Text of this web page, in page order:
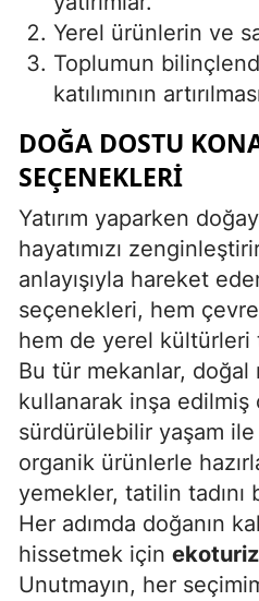
Yerel ürünlerin ve
Toplumun
katılımının
DOĞA DOSTU
SEÇENEKLERI
Yatırım yaparken
hayatımızı
anlayışıyla hareket
seçenekleri, hem
hem de yerel kültürleri
Bu tür mekanlar, doğal
kullanarak inşa edilmiş
sürdürülebilir yaşam ile
organik ürünlerle
yemekler, tatilin tadını
Her adımda doğanın
hissetmek için
Unutmayın, her